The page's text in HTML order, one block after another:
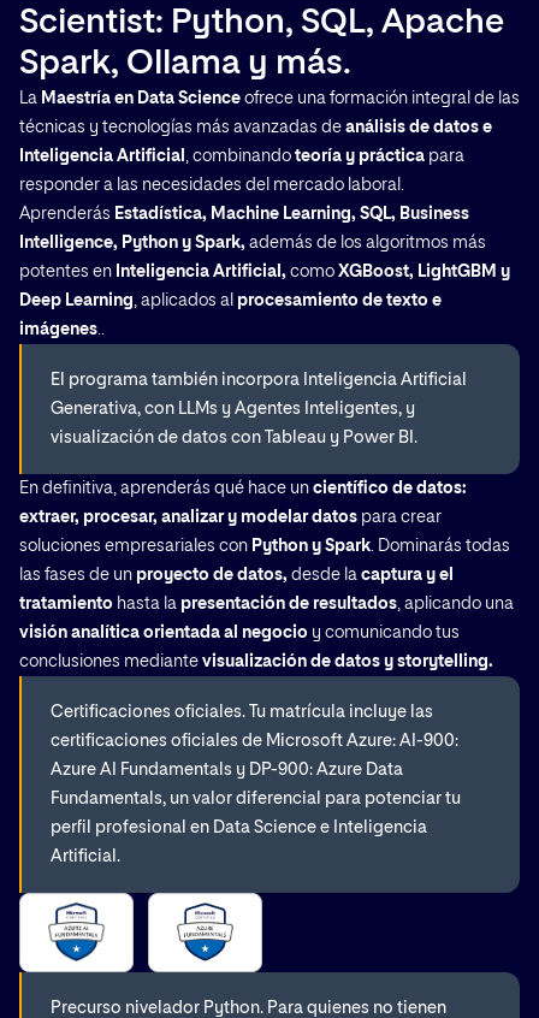
Scientist: Python, SQL, Apache
Spark, Ollama y más.
La Maestría en Data Science ofrece una formación integral de las
técnicas y tecnologías más avanzadas de análisis de datos e
Inteligencia Artificial
, combinando teoría y práctica para
responder a las necesidades del mercado laboral.
Aprenderás Estadística, Machine Learning, SQL, Business
Intelligence, Python y Spark, además de los algoritmos más
potentes en Inteligencia Artificial, como XGBoost, LightGBM y
Deep Learning , aplicados al procesamiento de texto e
imágenes
El programa también incorpora Inteligencia Artificial
Generativa, con LLMs y Agentes Inteligentes, y
visualización de datos con Tableau y Power BI.
En definitiva, aprenderás qué hace un científico de datos:
extraer, procesar, analizar y modelar datos para crear
soluciones empresariales con Python y Spark . Dominarás todas
las fases de un proyecto de datos, desde la captura y el
tratamiento hasta la presentación de resultados , aplicando una
visión analítica orientada al negocio y comunicando tus
conclusiones mediante visualización de datos y storytelling.
Certificaciones oficiales. Tu matrícula incluye las
certificaciones oficiales de Microsoft Azure: AI-900:
Azure AI Fundamentals y DP-900: Azure Data
Fundamentals, un valor diferencial para potenciar tu
perfil profesional en Data Science e Inteligencia
Artificial.
Precurso nivelador Python. Para quienes no tienen
Cerrar